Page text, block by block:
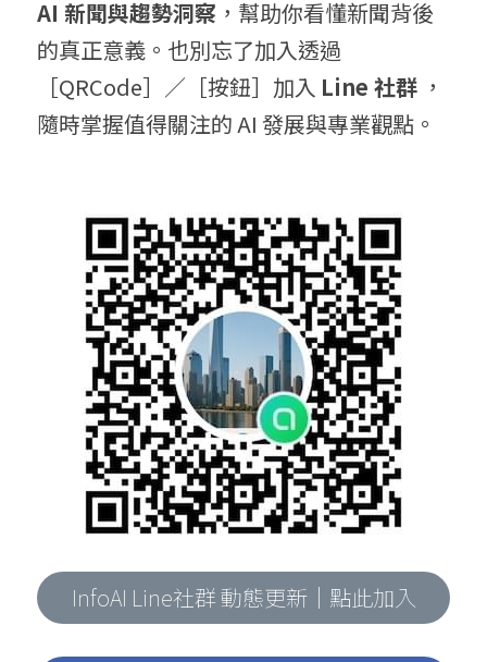
AI 新聞與趨勢洞察 ，幫助你看懂新聞背後
的真正意義。也別忘了加入透過
［QRCode］／［按鈕］加入 Line 社群 ，
隨時掌握值得關注的 AI 發展與專業觀點。
InfoAI Line社群 動態更新｜點此加入